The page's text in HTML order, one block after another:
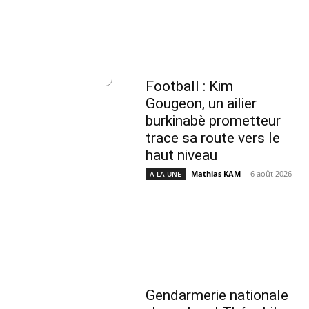
Football : Kim
Gougeon, un ailier
burkinabè prometteur
trace sa route vers le
haut niveau
A LA UNE Mathias KAM - 6 août 2026
Gendarmerie nationale